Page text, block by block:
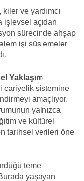
ve yardımcı
işlevsel açıdan
sürecinde ahşap
işi süslemeler
Yaklaşım
cariyelik sistemine
amaçlıyor.
yalnızca
ve kültürel
tarihsel verileri öne
temel
yaşayan